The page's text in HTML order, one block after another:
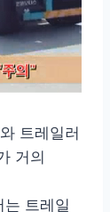
트레일러
거의
는 트레일